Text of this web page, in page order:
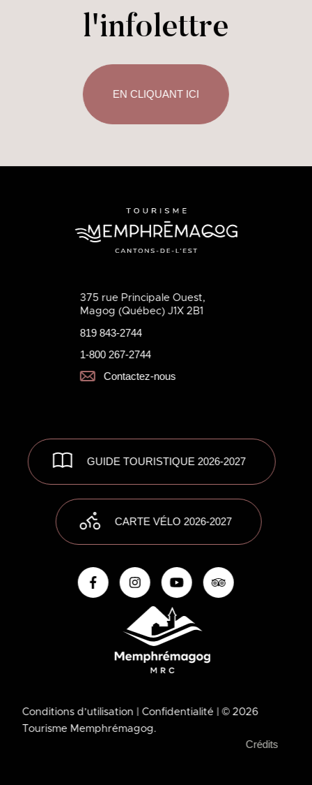
l'infolettre
EN CLIQUANT ICI
375 rue Principale Ouest,
Magog (Québec) J1X 2B1
819 843-2744
1-800 267-2744
Contactez-nous
GUIDE TOURISTIQUE 2026-2027
CARTE VÉLO 2026-2027
Conditions d’utilisation | Confidentialité | © 2026
Tourisme Memphrémagog.
Crédits